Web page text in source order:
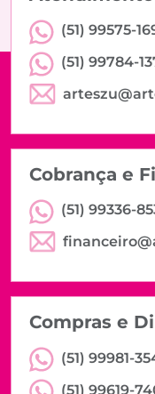
(51) 99575-
(51) 99784-
Cobrança e
(51) 99336-
Compras e
(51) 99981-
(51) 99619-